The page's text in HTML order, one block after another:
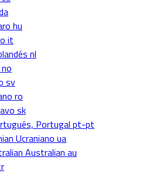
hu
it
nl
no
sv
ro
sk
Portugal pt-pt
Ucraniano ua
Australian au